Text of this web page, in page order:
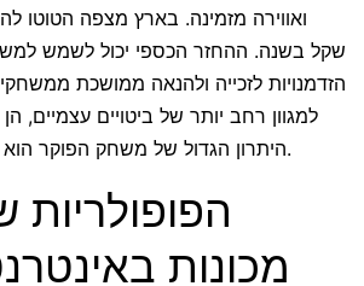
שקל בשנה. ההחזר הכספי יכול לשמש
הזדמנויות לזכייה ולהנאה ממושכת
למגוון רחב יותר של ביטויים עצמיים,
היתרון הגדול של משחק הפוקר הוא טווח היחסים שקיים.
הפופולריות
מכונות